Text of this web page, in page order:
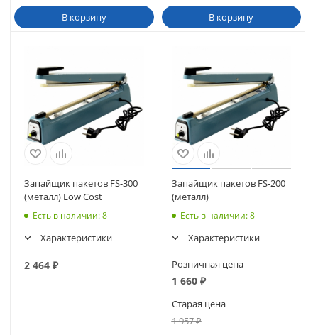
В корзину В корзину
Запайщик пакетов FS-300
(металл) Low Cost
Есть в наличии: 8
Характеристики
2 464 ₽
Запайщик пакетов FS-200
(металл)
Есть в наличии: 8
Характеристики
Розничная цена
1 660₽
Старая цена
1 957₽